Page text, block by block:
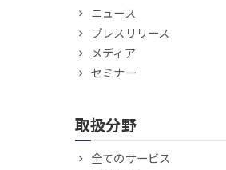
ニュース
プレスリリース
メディア
セミナー
取扱分野
全てのサービス